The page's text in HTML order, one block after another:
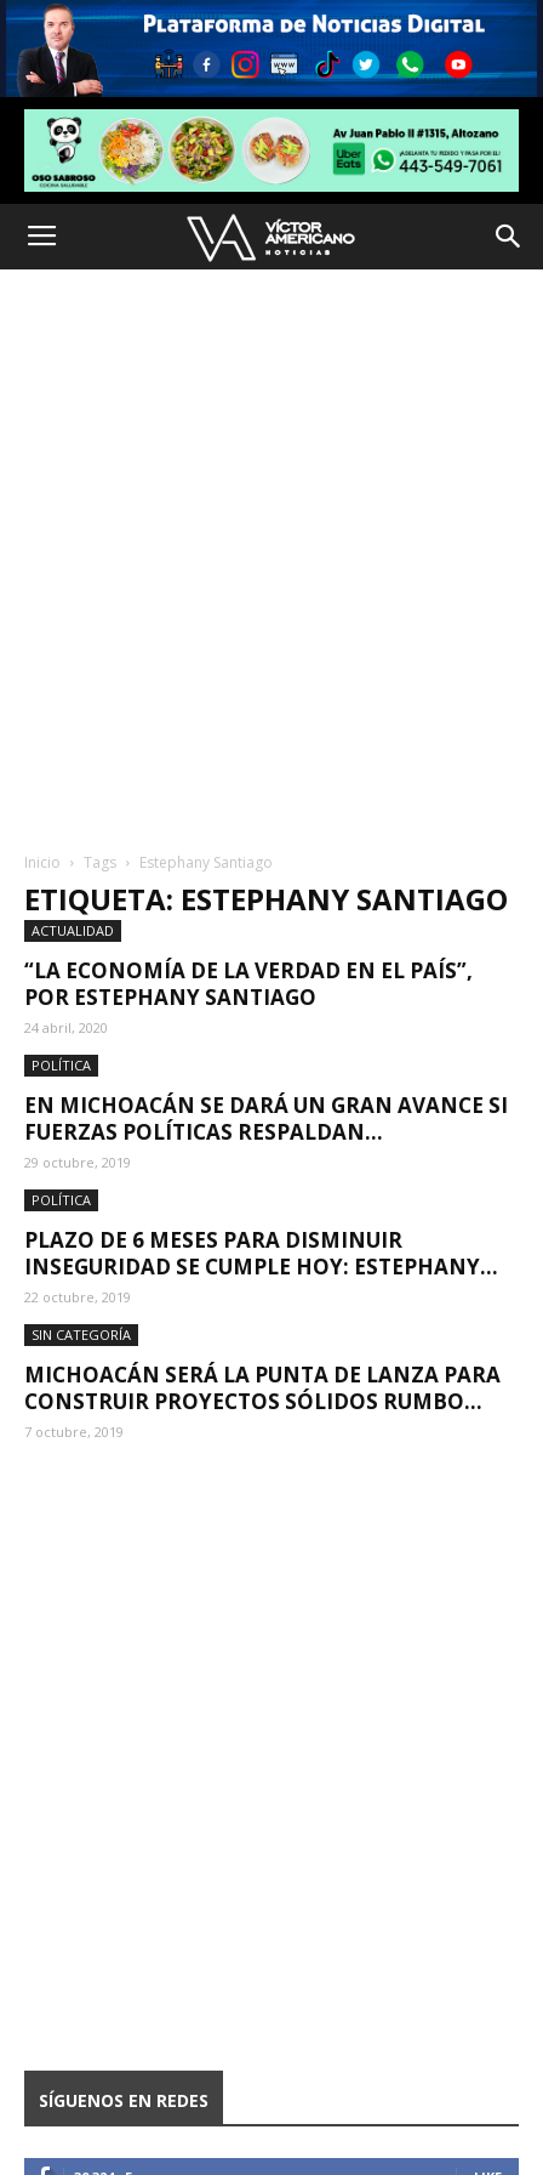
Inicio Tags Estephany Santiago
ETIQUETA: ESTEPHANY SANTIAGO
ACTUALIDAD
“LA ECONOMÍA DE LA VERDAD EN EL PAÍS”,
POR ESTEPHANY SANTIAGO
24 abril, 2020
POLÍTICA
EN MICHOACÁN SE DARÁ UN GRAN AVANCE SI
FUERZAS POLÍTICAS RESPALDAN...
29 octubre, 2019
POLÍTICA
PLAZO DE 6 MESES PARA DISMINUIR
INSEGURIDAD SE CUMPLE HOY: ESTEPHANY...
22 octubre, 2019
SIN CATEGORÍA
MICHOACÁN SERÁ LA PUNTA DE LANZA PARA
CONSTRUIR PROYECTOS SÓLIDOS RUMBO...
7 octubre, 2019
SÍGUENOS EN REDES